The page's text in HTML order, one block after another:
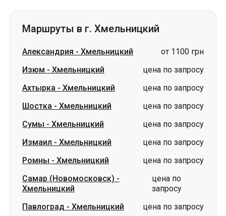
Маршруты в г. Хмельницкий
Александрия - Хмельницкий
от 1100 грн
Изюм - Хмельницкий
цена по запросу
Ахтырка - Хмельницкий
цена по запросу
Шостка - Хмельницкий
цена по запросу
Сумы - Хмельницкий
цена по запросу
Измаил - Хмельницкий
цена по запросу
Ромны - Хмельницкий
цена по запросу
Самар (Новомосковск) -
Хмельницкий
цена по
запросу
Павлоград - Хмельницкий
цена по запросу